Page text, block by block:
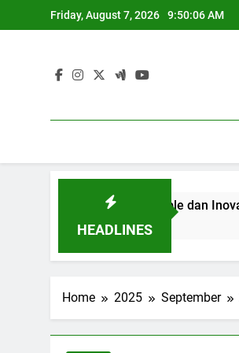
to
Friday, August 7, 2026 9:50:07 AM
HEADLINES
Sustainable dan Inovatif
Home 2025 September